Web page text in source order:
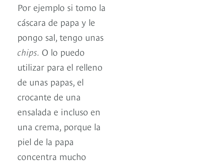
Por ejemplo si tomo la
cáscara de papa y le
pongo sal, tengo unas
chips. O lo puedo
utilizar para el relleno
de unas papas, el
crocante de una
ensalada e incluso en
una crema, porque la
piel de la papa
concentra mucho